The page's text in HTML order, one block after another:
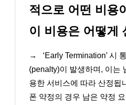
적으로 어떤 비용
이 비용은 어떻게
→
‘Early Termination’ 시
(penalty)이 발생하며, 이는
용한 서비스에 따라 산정됩
폰 약정의 경우 남은 약정